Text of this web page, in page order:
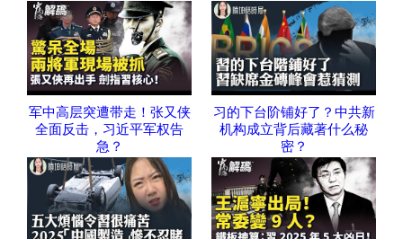
军中高层突遭带走！张又侠
全面反击，习近平军权告
急？
习的下台阶铺好了？中共新
机构成立背后藏著什么秘
密？